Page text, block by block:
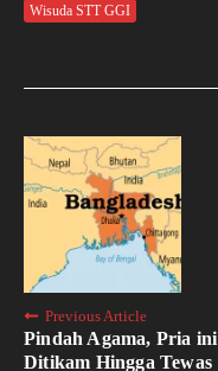
Wisuda STT GGI
Previous Article
Pindah Agama, Pria ini
Ditikam Hingga Tewas